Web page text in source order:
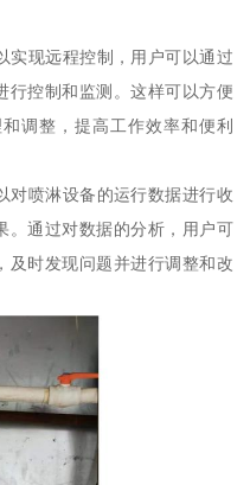
实现远程控制，用户可以通过
行控制和监测。这样可以方便
调整，提高工作效率和便利
对喷淋设备的运行数据进行收
。通过对数据的分析，用户可
及时发现问题并进行调整和改